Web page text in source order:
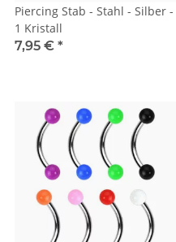
Piercing Stab - Stahl - Silber -
1 Kristall
7,95 € *